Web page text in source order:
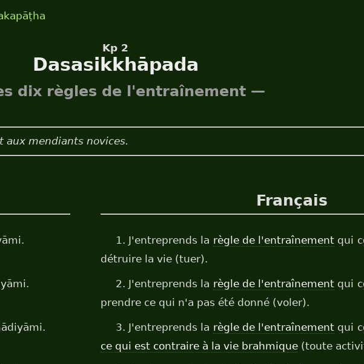
Kp 2
Dasasikkhāpada
dix règles de l'entraînement —
aux mendiants novices.
Français
1. J'entreprends la règle de l'entraînement qui
détruire la vie (tuer).
2. J'entreprends la règle de l'entraînement qui
prendre ce qui n'a pas été donné (voler).
3. J'entreprends la règle de l'entraînement qui
ce qui est contraire à la vie brahmique(toute